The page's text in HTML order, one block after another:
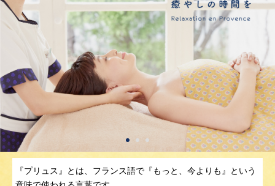
『プリュス』とは、フランス語で『もっと、今よりも』という